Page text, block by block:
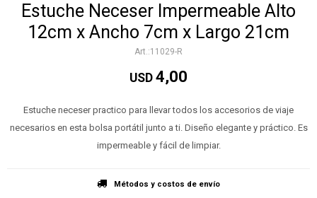
Estuche Neceser Impermeable Alto
12cm x Ancho 7cm x Largo 21cm
11029-R
USD 4,00
Estuche neceser practico para llevar todos los accesorios de viaje
necesarios en esta bolsa portátil junto a ti. Diseño elegante y práctico. Es
impermeable y fácil de limpiar.
Métodos y costos de envío